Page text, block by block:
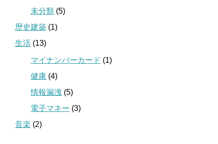
未分類 (5)
歴史建築 (1)
生活 (13)
マイナンバーカード (1)
健康 (4)
情報漏洩 (5)
電子マネー (3)
音楽 (2)